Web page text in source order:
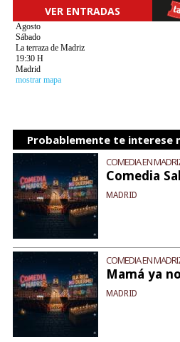
VER ENTRADAS
Agosto
Sábado
La terraza de Madriz
19:30 H
Madrid
mostrar mapa
Probablemente te interese
COMEDIA EN
Comedia
MADRID
COMEDIA EN
Mamá ya
MADRID